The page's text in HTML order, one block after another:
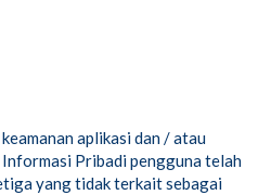
aplikasi dan / atau
Pribadi pengguna telah
yang tidak terkait sebagai